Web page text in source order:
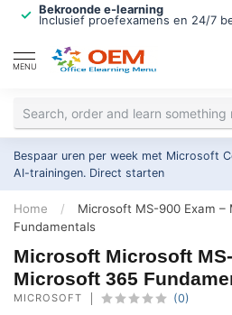
Bekroonde e-learning
Inclusief proefexamens en 24/7
MENU
Bespaar uren per week met Microsoft
AI-trainingen. Direct starten
Home /
Microsoft MS-900 Exam –
Fundamentals
Microsoft Microsoft
Microsoft 365
MICROSOFT (0)